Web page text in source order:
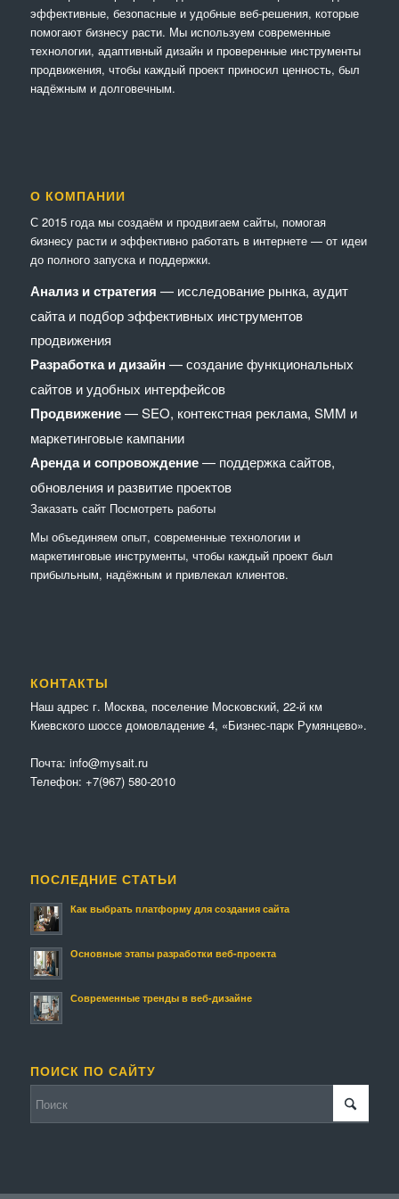
эффективные, безопасные и удобные веб-решения, которые
помогают бизнесу расти. Мы используем современные
технологии, адаптивный дизайн и проверенные инструменты
продвижения, чтобы каждый проект приносил ценность, был
надёжным и долговечным.
О КОМПАНИИ
С 2015 года мы создаём и продвигаем сайты, помогая
бизнесу расти и эффективно работать в интернете — от идеи
до полного запуска и поддержки.
Анализ и стратегия — исследование рынка, аудит
сайта и подбор эффективных инструментов
продвижения
Разработка и дизайн — создание функциональных
сайтов и удобных интерфейсов
Продвижение— SEO, контекстная реклама, SMM и
маркетинговые кампании
Аренда и сопровождение— поддержка сайтов,
обновления и развитие проектов
Заказать сайт Посмотреть работы
Мы объединяем опыт, современные технологии и
маркетинговые инструменты, чтобы каждый проект был
прибыльным, надёжным и привлекал клиентов.
КОНТАКТЫ
Наш адрес г. Москва, поселение Московский, 22-й км
Киевского шоссе домовладение 4, «Бизнес-парк Румянцево».
Почта: info@mysait.ru
Телефон: +7(967) 580-2010
ПОСЛЕДНИЕ СТАТЬИ
Как выбрать платформу для создания сайта
Основные этапы разработки веб-проекта
Современные тренды в веб-дизайне
ПОИСК ПО САЙТУ